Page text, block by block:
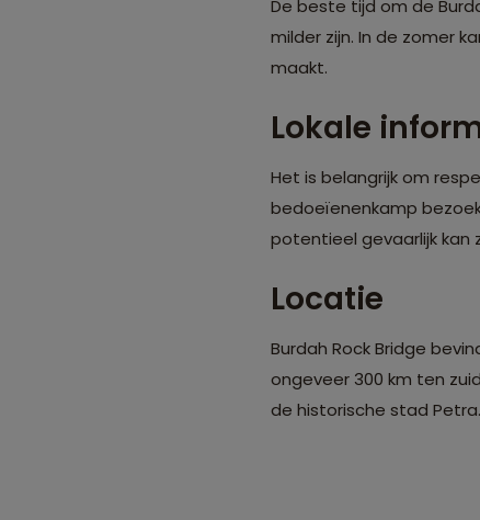
De beste tijd om de
milder zijn. In de zomer
maakt.
Lokale
Het is belangrijk om
bedoeïenenkamp
potentieel gevaarlijk kan
Locatie
Burdah Rock Bridge
ongeveer 300 km ten
de historische stad Petra.